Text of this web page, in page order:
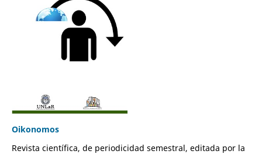
Oikonomos
Revista científica, de periodicidad semestral, editada por la